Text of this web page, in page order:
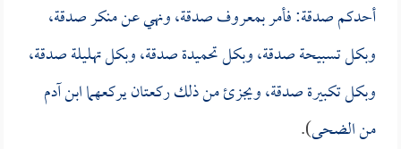
أحدكم صدقة: فأمر بمعروف صدقة، ونهي عن منكر صدقة،
وبكل تسبيحة صدقة، وبكل تحميدة صدقة، وبكل تهليلة صدقة،
وبكل تكبيرة صدقة، ويجزئ من ذلك ركعتان يركعهما ابن آدم
من الضحى).